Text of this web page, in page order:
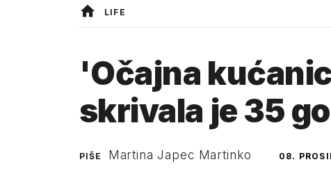
LIFE
'Očajna
skrivala je 35
PIŠE Martina Japec Martinko 08.